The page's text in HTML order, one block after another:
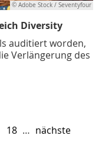
© Adobe Stock / Seventyfour
Diversity
auditiert worden,
Verlängerung des
18 … nächste